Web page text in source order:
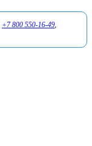
+7 800 550-16-49,